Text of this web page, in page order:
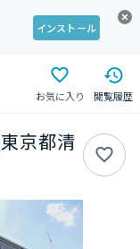
インストール
お気に入り 閲覧履歴
京都清